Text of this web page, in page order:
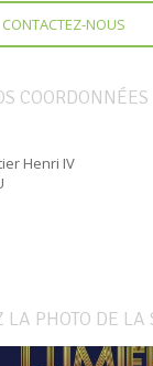
CONTACTEZ-NOUS
COORDONNÉES
Henri IV
LA PHOTO DE